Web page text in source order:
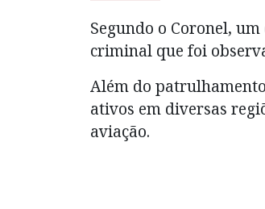
Segundo o Coronel,
criminal que foi
Além do
ativos em diversas
aviação.